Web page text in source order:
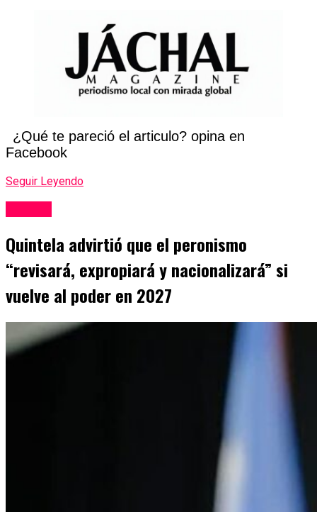
¿Qué te pareció el articulo? opina en
Facebook
Seguir Leyendo
Quintela advirtió que el peronismo
“revisará, expropiará y nacionalizará” si
vuelve al poder en 2027